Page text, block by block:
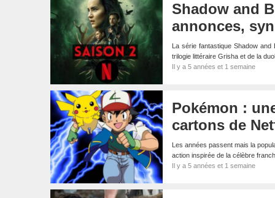
Shadow and
annonces,
La série fantastique Shadow
trilogie littéraire Grisha et de la
Il y a 5 années et 1 semaine
Pokémon :
cartons de
Les années passent mais la
action inspirée de la célèbre
Il y a 5 années et 1 semaine